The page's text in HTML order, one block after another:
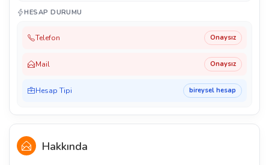
HESAP DURUMU
Telefon Onaysız
Mail Onaysız
Hesap Tipi bireysel hesap
Hakkında